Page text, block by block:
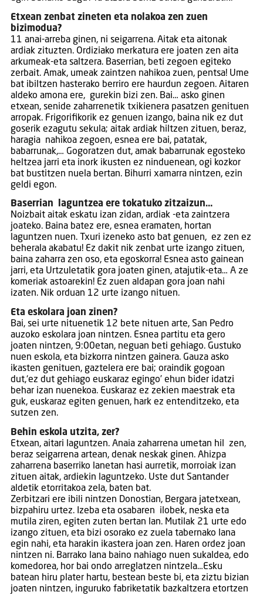
Etxean zenbat zineten eta nolakoa zen zuen
bizimodua?
11 anai-arreba ginen, ni seigarrena. Aitak eta aitonak
ardiak zituzten. Ordiziako merkatura ere joaten zen aita
arkumeak-eta saltzera. Baserrian, beti zegoen egiteko
zerbait. Amak, umeak zaintzen nahikoa zuen, pentsa! Ume
bat ibiltzen hasterako berriro ere haurdun zegoen. Aitaren
aldeko amona ere, gurekin bizi zen. Bai… asko ginen
etxean, senide zaharrenetik txikienera pasatzen genituen
arropak. Frigorifikorik ez genuen izango, baina nik ez dut
goserik ezagutu sekula; aitak ardiak hiltzen zituen, beraz,
haragia nahikoa zegoen, esnea ere bai, patatak,
babarrunak,… Gogoratzen dut, amak babarrunak egosteko
heltzea jarri eta inork ikusten ez ninduenean, ogi kozkor
bat bustitzen nuela bertan. Bihurri xamarra nintzen, ezin
geldi egon.
Baserrian laguntzea ere tokatuko zitzaizun…
Noizbait aitak eskatu izan zidan, ardiak -eta zaintzera
joateko. Baina batez ere, esnea eramaten, hortan
laguntzen nuen. Txuri izeneko asto bat genuen, ez zen ez
beherala akabatu! Ez dakit nik zenbat urte izango zituen,
baina zaharra zen oso, eta egoskorra! Esnea asto gainean
jarri, eta Urtzuletatik gora joaten ginen, atajutik-eta… A ze
komeriak astoarekin! Ez zuen aldapan gora joan nahi
izaten. Nik orduan 12 urte izango nituen.
Eta eskolara joan zinen?
Bai, sei urte nituenetik 12 bete nituen arte, San Pedro
auzoko eskolara joan nintzen. Esnea partitu eta gero
joaten nintzen, 9:00etan, neguan beti gehiago. Gustuko
nuen eskola, eta bizkorra nintzen gainera. Gauza asko
ikasten genituen, gaztelera ere bai; oraindik gogoan
dut,‘ez dut gehiago euskaraz egingo’ ehun bider idatzi
behar izan nuenekoa. Euskaraz ez zekien maestrak eta
guk, euskaraz egiten genuen, hark ez entenditzeko, eta
sutzen zen.
Behin eskola utzita, zer?
Etxean, aitari laguntzen. Anaia zaharrena umetan hil zen,
beraz seigarrena artean, denak neskak ginen. Ahizpa
zaharrena baserriko lanetan hasi aurretik, morroiak izan
zituen aitak, ardiekin laguntzeko. Uste dut Santander
aldetik etorritakoa zela, baten bat.
Zerbitzari ere ibili nintzen Donostian, Bergara jatetxean,
bizpahiru urtez. Izeba eta osabaren ilobek, neska eta
mutila ziren, egiten zuten bertan lan. Mutilak 21 urte edo
izango zituen, eta bizi osorako ez zuela tabernako lana
egin nahi, eta harakin ikastera joan zen. Haren ordez joan
nintzen ni. Barrako lana baino nahiago nuen sukaldea, edo
komedorea, hor bai ondo arreglatzen nintzela…Esku
batean hiru plater hartu, bestean beste bi, eta ziztu bizian
joaten nintzen, inguruko fabriketatik bazkaltzera etortzen